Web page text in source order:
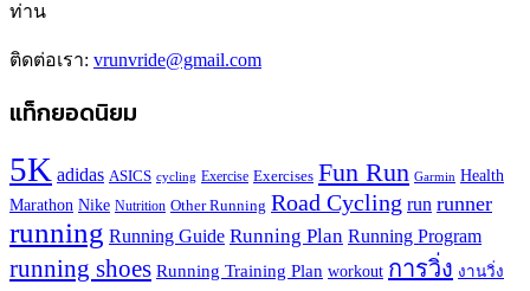
ท่าน
ติดต่อเรา: vrunvride@gmail.com
แท็กยอดนิยม
5K adidas ASICS cycling Exercise Exercises Fun Run Garmin Health
Marathon Nike Nutrition Other Running Road Cycling run runner
running Running Guide Running Plan Running Program
running shoes Running Training Plan workout การวิ่ง งานวิ่ง